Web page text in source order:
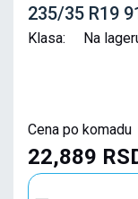
235/35 R19
Klasa: Na
Cena po komadu
22,889